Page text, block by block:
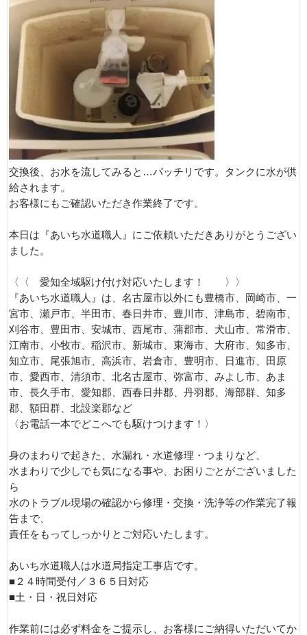
交換後、お水を流してみると…バッチリです。タンクに水が供
給されます。
お客様にもご確認いただき作業終了です。
本日は『あいち水道職人』にご依頼いただきありがとうござい
ました。
〈〈 愛知全域駆け付け対応いたします！ 〉〉
『あいち水道職人』は、名古屋市以外にも豊橋市、岡崎市、一
宮市、瀬戸市、半田市、春日井市、豊川市、津島市、碧南市、
刈谷市、豊田市、安城市、西尾市、蒲郡市、犬山市、常滑市、
江南市、小牧市、稲沢市、新城市、東海市、大府市、知多市、
知立市、尾張旭市、高浜市、岩倉市、豊明市、日進市、田原
市、愛西市、清須市、北名古屋市、弥富市、みよし市、あま
市、長久手市、愛知郡、西春日井郡、丹羽郡、海部群、知多
郡、額田群、北設楽郡など
〈お電話一本でどこへでも駆けつけます！〉
身のまわりで起きた、水漏れ・水道修理・つまりなど、
水まわりで少しでも気になる事や、お困りごとがございました
ら
水のトラブル現場の確認から修理・交換・洗浄等の作業完了報
告まで、
責任をもってしっかりとご対応いたします。
あいち水道職人は水道局指定工事店です。
■２４時間受付／３６５日対応
■土・日・祝日対応
作業前には必ず料金をご提示し、お客様にご納得いただいてか